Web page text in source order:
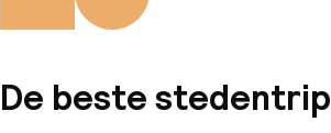
De beste stedentrip